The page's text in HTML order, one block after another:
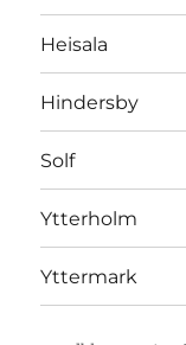
Heisala
Hindersby
Solf
Ytterholm
Yttermark